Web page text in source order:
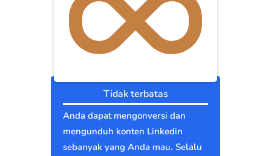
Tidak terbatas
Anda dapat mengonversi dan
mengunduh konten Linkedin
sebanyak yang Anda mau. Selalu